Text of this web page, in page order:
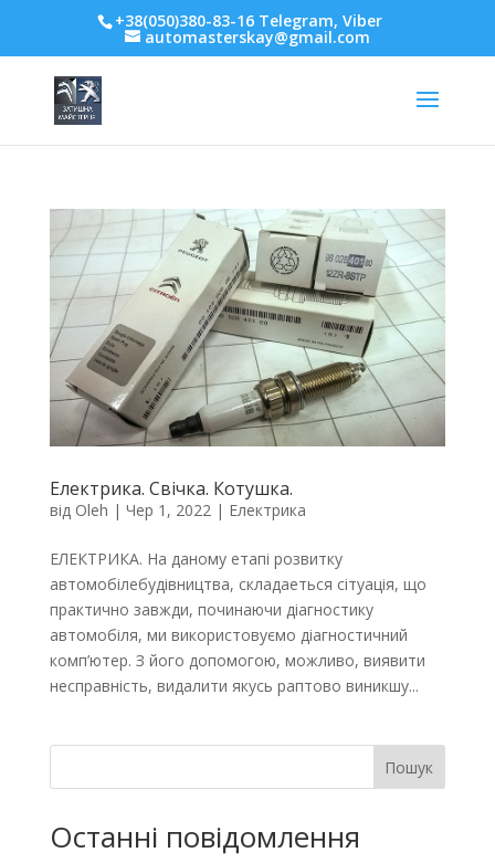
+38(050)380-83-16 Telegram, Viber
automasterskay@gmail.com
Електрика. Свічка. Котушка.
від Oleh | Чер 1, 2022| Електрика
ЕЛЕКТРИКА. На даному етапі розвитку
автомобілебудівництва, складаеться сітуація, що
практично завжди, починаючи діагностику
автомобіля, ми використовуємо діагностичний
комп’ютер. З його допомогою, можливо, виявити
несправність, видалити якусь раптово виникшу...
Пошук
Останні повідомлення